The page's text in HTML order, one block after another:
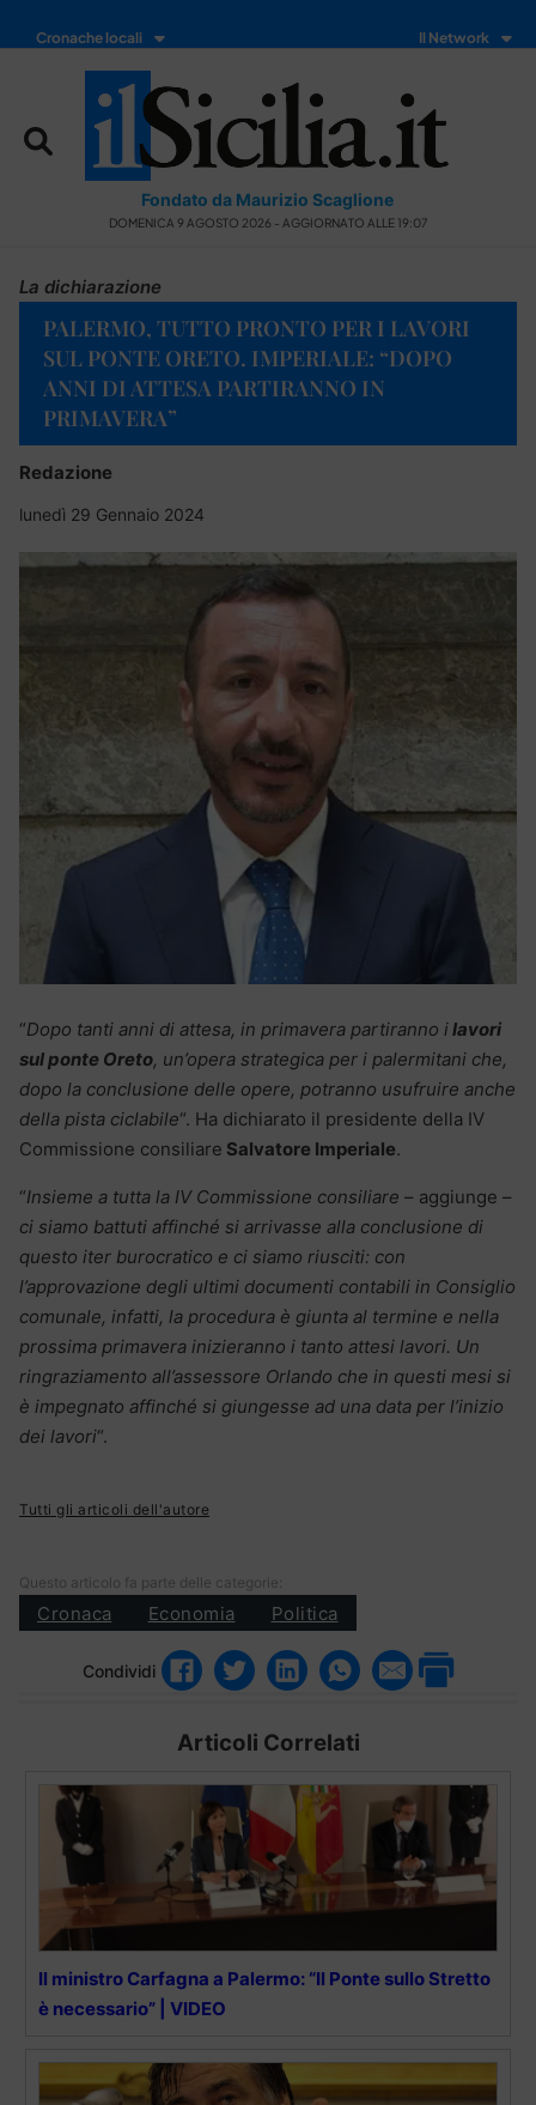
Cronache locali Il Network
Fondato da Maurizio Scaglione
DOMENICA 9 AGOSTO 2026 - AGGIORNATO ALLE 19:07
La dichiarazione
PALERMO, TUTTO PRONTO PER I LAVORI
SUL PONTE ORETO. IMPERIALE: “DOPO
ANNI DI ATTESA PARTIRANNO IN
PRIMAVERA”
Redazione
lunedì 29 Gennaio 2024
“Dopo tanti anni di attesa, in primavera partiranno ilavori
sul ponte Oreto, un’opera strategica per i palermitani che,
dopo la conclusione delle opere, potranno usufruire anche
della pista ciclabile“. Ha dichiarato il presidente della IV
Commissione consiliare Salvatore Imperiale.
“Insieme a tutta la IV Commissione consiliare – aggiunge –
ci siamo battuti affinché si arrivasse alla conclusione di
questo iter burocratico e ci siamo riusciti: con
l’approvazione degli ultimi documenti contabili in Consiglio
comunale, infatti, la procedura è giunta al termine e nella
prossima primavera inizieranno i tanto attesi lavori. Un
ringraziamento all’assessore Orlando che in questi mesi si
è impegnato affinché si giungesse ad una data per l’inizio
dei lavori“.
Tutti gli articoli dell'autore
Questo articolo fa parte delle categorie:
Cronaca Economia Politica
Condividi
Articoli Correlati
Il ministro Carfagna a Palermo: “Il Ponte sullo Stretto
è necessario” | VIDEO